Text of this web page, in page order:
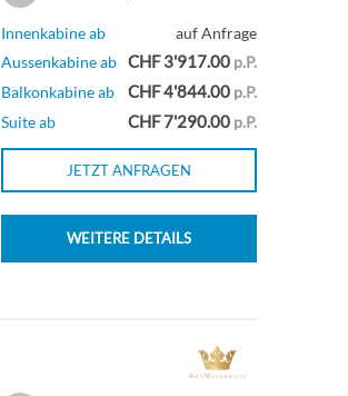
Innenkabine ab
auf Anfrage
Aussenkabine ab CHF 3'917.00 p.P.
Balkonkabine ab
CHF 4'844.00 p.P.
Suite ab
CHF 7'290.00 p.P.
JETZT ANFRAGEN
WEITERE DETAILS